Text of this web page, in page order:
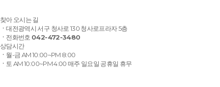
찾아 오시는 길
ㆍ대전광역시 서구 청사로 130 청사로프라자 5층
ㆍ 전화번호 042-472-3480
상담시간
ㆍ 월-금 AM 10:00~PM 8:00
ㆍ 토 AM 10:00~PM 4:00 매주 일요일 공휴일 휴무